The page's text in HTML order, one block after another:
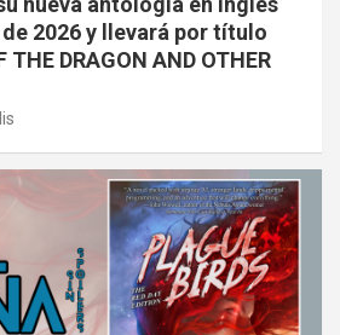
2026 y llevará por título
THE DRAGON AND OTHER